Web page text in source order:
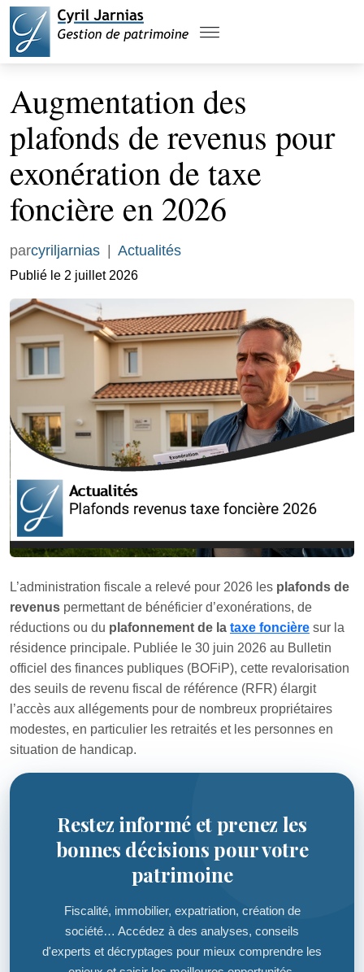
Augmentation des
plafonds de revenus pour
exonération de taxe
foncière en 2026
parcyriljarnias Actualités
Publié le 2 juillet 2026
L’administration fiscale a relevé pour 2026 les plafonds de
revenus permettant de bénéficier d’exonérations, de
réductions ou du plafonnement de la taxe foncière sur la
résidence principale. Publiée le 30 juin 2026 au Bulletin
officiel des finances publiques (BOFiP), cette revalorisation
des seuils de revenu fiscal de référence (RFR) élargit
l’accès aux allégements pour de nombreux propriétaires
modestes, en particulier les retraités et les personnes en
situation de handicap.
Restez informé et prenez les
bonnes décisions pour votre
patrimoine
Fiscalité, immobilier, expatriation, création de
société… Accédez à des analyses, conseils
d'experts et décryptages pour mieux comprendre les